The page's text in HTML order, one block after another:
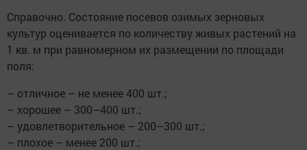
Справочно. Состояние посевов озимых зерновых
культур оценивается по количеству живых растений на
1 кв. м при равномерном их размещении по площади
поля:
– отличное – не менее 400 шт.;
– хорошее – 300–400 шт.;
– удовлетворительное – 200–300 шт.;
– плохое – менее 200 шт.;